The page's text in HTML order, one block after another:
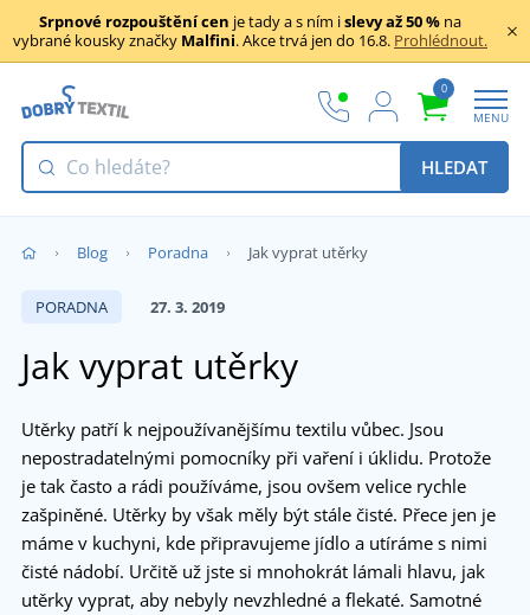
Srpnové rozpouštění cen je tady a s ním islevy až 50 % na
vybrané kousky značky Malfini. Akce trvá jen do 16.8. Prohlédnout.
0
MENU
HLEDAT
Blog Poradna Jak vyprat utěrky
PORADNA 27. 3. 2019
Jak vyprat utěrky
Utěrky patří k nejpoužívanějšímu textilu vůbec. Jsou
nepostradatelnými pomocníky při vaření i úklidu. Protože
je tak často a rádi používáme, jsou ovšem velice rychle
zašpiněné. Utěrky by však měly být stále čisté. Přece jen je
máme v kuchyni, kde připravujeme jídlo a utíráme s nimi
čisté nádobí. Určitě už jste si mnohokrát lámali hlavu, jak
utěrky vyprat, aby nebyly nevzhledné a flekaté. Samotné